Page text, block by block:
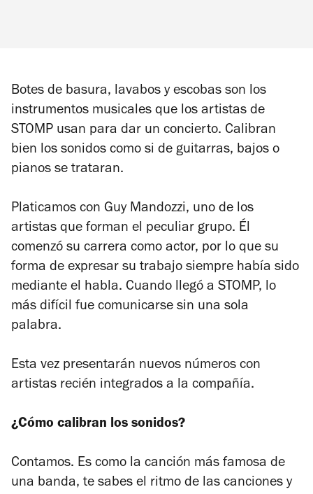
Botes de basura, lavabos y escobas son los
instrumentos musicales que los artistas de
STOMP usan para dar un concierto. Calibran
bien los sonidos como si de guitarras, bajos o
pianos se trataran.
Platicamos con Guy Mandozzi, uno de los
artistas que forman el peculiar grupo. Él
comenzó su carrera como actor, por lo que su
forma de expresar su trabajo siempre había sido
mediante el habla. Cuando llegó a STOMP, lo
más difícil fue comunicarse sin una sola
palabra.
Esta vez presentarán nuevos números con
artistas recién integrados a la compañía.
¿Cómo calibran los sonidos?
Contamos. Es como la canción más famosa de
una banda, te sabes el ritmo de las canciones y